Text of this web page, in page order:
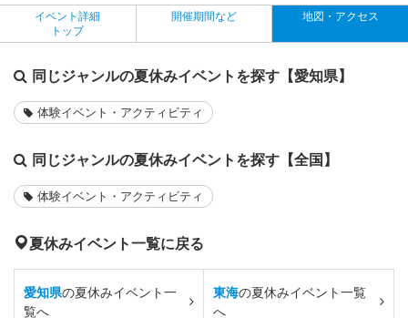
イベント詳細
トップ
開催期間など 地図・アクセス
同じジャンルの夏休みイベントを探す【愛知県】
体験イベント・アクティビティ
同じジャンルの夏休みイベントを探す【全国】
体験イベント・アクティビティ
夏休みイベント一覧に戻る
愛知県の夏休みイベント一
覧へ
東海の夏休みイベント一覧
へ